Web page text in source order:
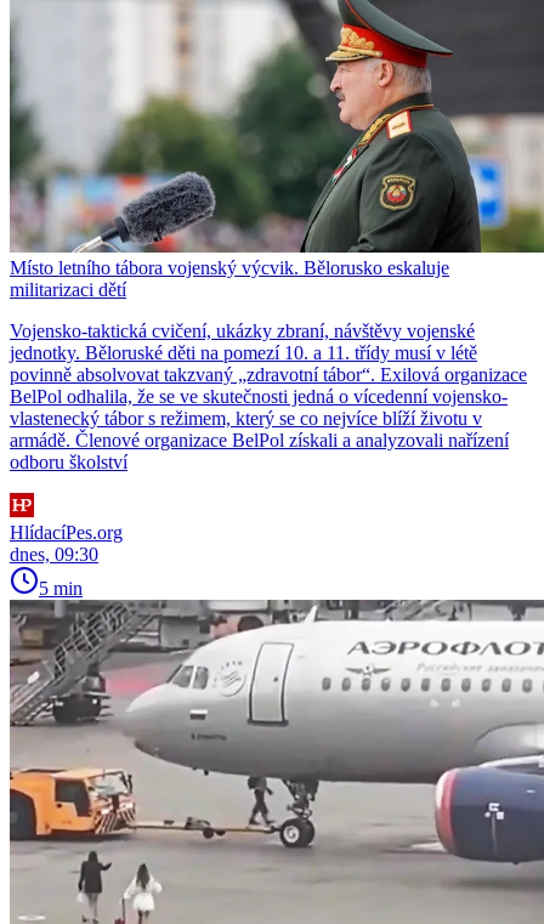
Místo letního tábora vojenský výcvik. Bělorusko eskaluje
militarizaci dětí
Vojensko-taktická cvičení, ukázky zbraní, návštěvy vojenské
jednotky. Běloruské děti na pomezí 10. a 11. třídy musí v létě
povinně absolvovat takzvaný „zdravotní tábor“. Exilová organizace
BelPol odhalila, že se ve skutečnosti jedná o vícedenní vojensko-
vlastenecký tábor s režimem, který se co nejvíce blíží životu v
armádě. Členové organizace BelPol získali a analyzovali nařízení
odboru školství
HlídacíPes.org
dnes, 09:30
5 min